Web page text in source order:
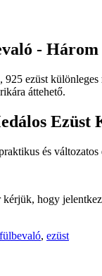
-
ezüst különleges
áttehető.
Ezüst
és
hogy
fülbevaló, ezüst